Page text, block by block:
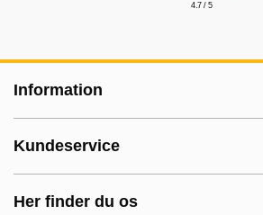
4.7 / 5
Information
Kundeservice
Her finder du os